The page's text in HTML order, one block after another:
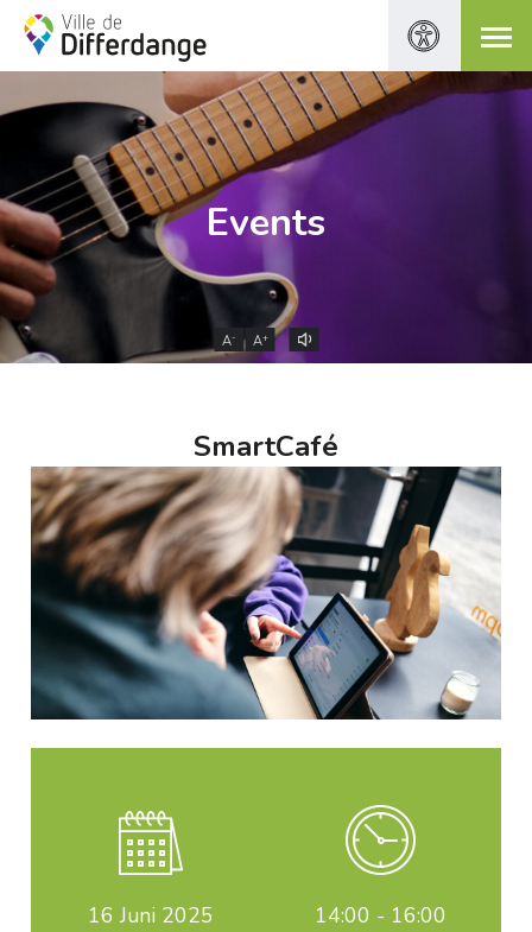
Events
A- A+
SmartCafé
16 Juni 2025 14:00 - 16:00